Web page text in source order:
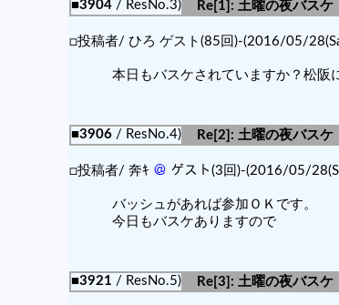
■3904/ ResNo.3)
Re[1]: 土曜の夜バスケ
□投稿者/ ひろ ゲスト(85回)-(2016/05/
本日もバスケされていますか？松阪
■3906/ ResNo.4)
Re[2]: 土曜の夜バスケ
□投稿者/ 奔ｷ ＠ ゲスト(3回)-(2016/05/
バッシュがあれば参加ＯＫです。
今日もバスケありますので
■3921 / ResNo.5)
Re[3]: 土曜の夜バスケ